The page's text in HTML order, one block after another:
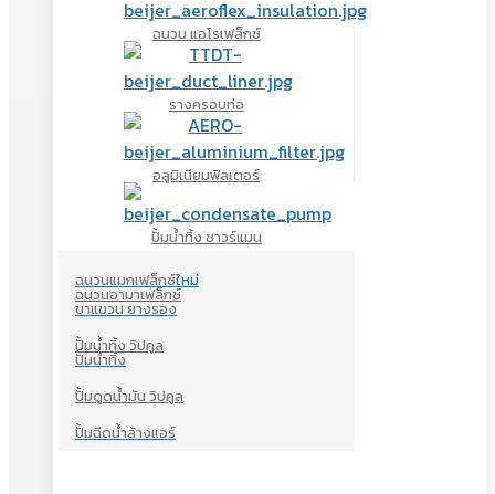
ฉนวน แอโรเฟล็กซ์
รางครอบท่อ
อลูมิเนียมฟิลเตอร์
ปั้มน้ำทิ้ง ซาวร์แมน
ฉนวนแมกเฟล็กซ์ใหม่
ฉนวนอามาเฟล็กซ์
ขาแขวน ยางรอง
ปั้มน้ำทิ้ง วิปคูล
ปั้มน้ำทิ้ง
ปั้มดูดน้ำมัน วิปคูล
ปั้มฉีดน้ำล้างแอร์